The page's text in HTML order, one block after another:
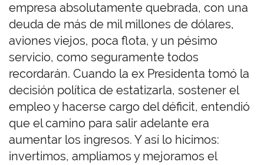
empresa absolutamente quebrada, con una
deuda de más de mil millones de dólares,
aviones viejos, poca flota, y un pésimo
servicio, como seguramente todos
recordarán. Cuando la ex Presidenta tomó la
decisión política de estatizarla, sostener el
empleo y hacerse cargo del déficit, entendió
que el camino para salir adelante era
aumentar los ingresos. Y así lo hicimos:
invertimos, ampliamos y mejoramos el